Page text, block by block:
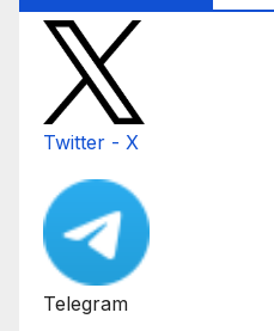
Twitter - X
Telegram